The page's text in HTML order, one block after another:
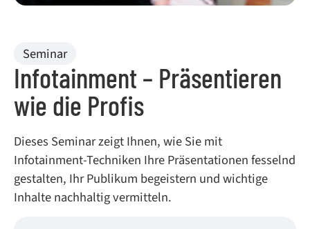
Seminar
Infotainment – Präsentieren
wie die Profis
Dieses Seminar zeigt Ihnen, wie Sie mit
Infotainment-Techniken Ihre Präsentationen fesselnd
gestalten, Ihr Publikum begeistern und wichtige
Inhalte nachhaltig vermitteln.